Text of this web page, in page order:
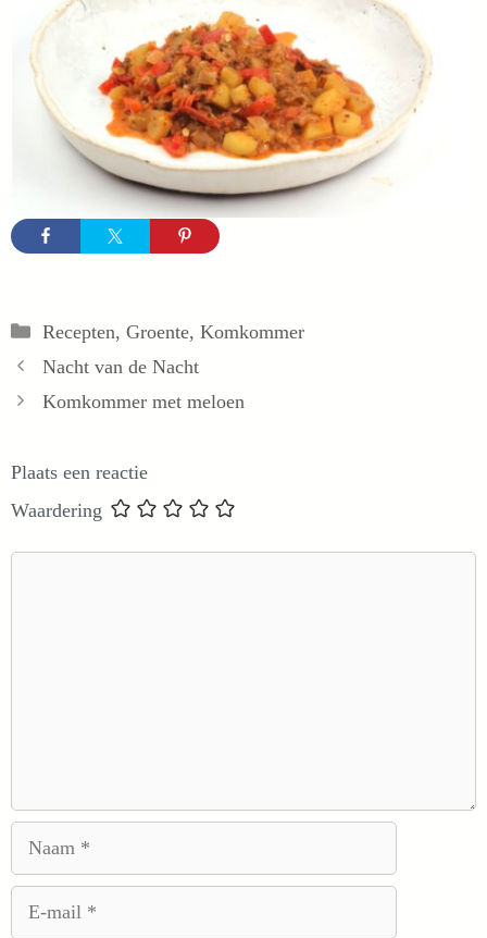
Categorieën
Recepten, Groente, Komkommer
Nacht van de Nacht
Komkommer met meloen
Plaats een reactie
Waardering